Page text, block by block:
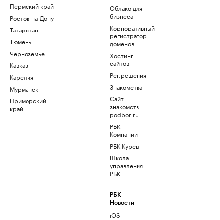
Пермский край
Ростов-на-Дону
Татарстан
Тюмень
Черноземье
Кавказ
Карелия
Мурманск
Приморский
край
Облако для
бизнеса
Корпоративный
регистратор
доменов
Хостинг
сайтов
Рег.решения
Знакомства
Сайт
знакомств
podbor.ru
РБК
Компании
РБК Курсы
Школа
управления
РБК
РБК
Новости
iOS